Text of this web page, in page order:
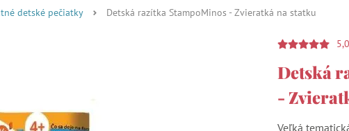
detské pečiatky Detská razítka StampoMinos - Zvieratká na statku
5,0
Detská
-
Veľká